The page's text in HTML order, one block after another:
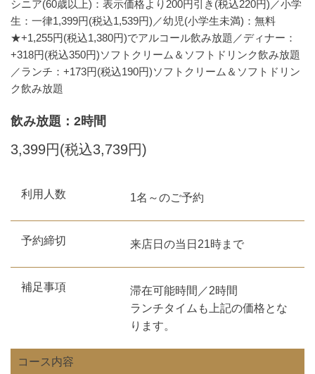
シニア(60歳以上)：表示価格より200円引き(税込220円)／小学
生：一律1,399円(税込1,539円)／幼児(小学生未満)：無料
★+1,255円(税込1,380円)でアルコール飲み放題／ディナー：
+318円(税込350円)ソフトクリーム＆ソフトドリンク飲み放題
／ランチ：+173円(税込190円)ソフトクリーム＆ソフトドリン
ク飲み放題
飲み放題：2時間
3,399円(税込3,739円)
利用人数 1名～のご予約
予約締切 来店日の当日21時まで
補足事項
滞在可能時間／2時間
ランチタイムも上記の価格とな
ります。
コース内容